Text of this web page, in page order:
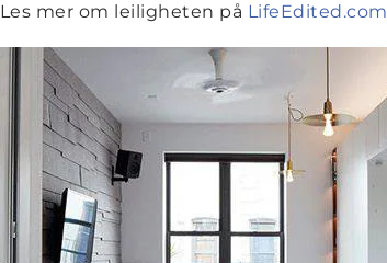
Les mer om leiligheten på LifeEdited.com